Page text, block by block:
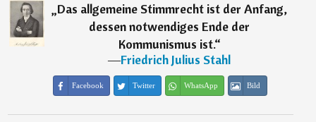
„Das allgemeine Stimmrecht ist der Anfang,
dessen notwendiges Ende der
Kommunismus ist.“
―Friedrich Julius Stahl
Facebook Twitter WhatsApp Bild